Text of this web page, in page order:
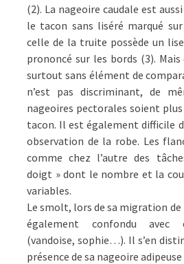
(2). La nageoire caudale est
le tacon sans liséré marqué
celle de la truite possède un
prononcé sur les bords (3).
surtout sans élément de
n’est pas discriminant, de
nageoires pectorales soient
tacon. Il est également difficile
observation de la robe. Les
comme chez l’autre des
doigt » dont le nombre et la
variables.
Le smolt, lors de sa migration
également confondu avec
(vandoise, sophie…). Il s’en
présence de sa nageoire